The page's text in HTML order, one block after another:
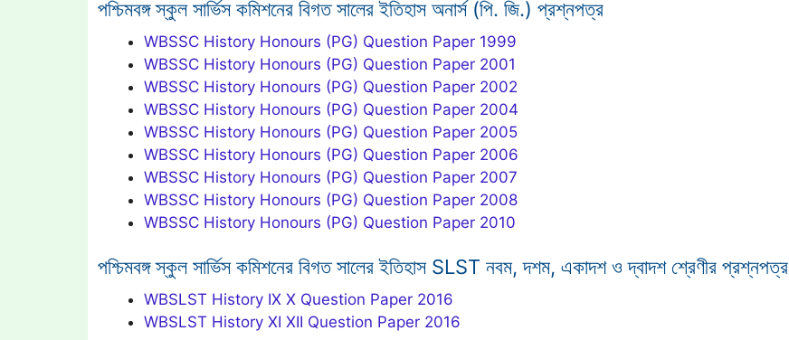
পশ্চিমবঙ্গ স্কুল সার্ভিস কমিশনের বিগত সালের ইতিহাস অনার্স (পি. জি.) প্রশ্নপত্র
WBSSC History Honours (PG) Question Paper 1999
WBSSC History Honours (PG) Question Paper 2001
WBSSC History Honours (PG) Question Paper 2002
WBSSC History Honours (PG) Question Paper 2004
WBSSC History Honours (PG) Question Paper 2005
WBSSC History Honours (PG) Question Paper 2006
WBSSC History Honours (PG) Question Paper 2007
WBSSC History Honours (PG) Question Paper 2008
WBSSC History Honours (PG) Question Paper 2010
পশ্চিমবঙ্গ স্কুল সার্ভিস কমিশনের বিগত সালের ইতিহাস SLST নবম, দশম, একাদশ ও দ্বাদশ শ্রেণীর প্রশ্নপত্র
WBSLST History IX X Question Paper 2016
WBSLST History XI XII Question Paper 2016